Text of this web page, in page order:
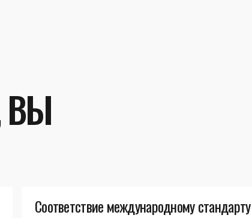
ВЫ
Соответствие международному стандарту